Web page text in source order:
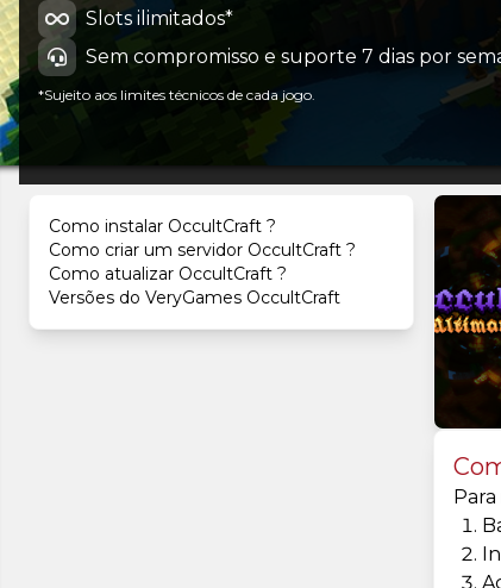
Slots ilimitados*
Sem compromisso e suporte 7 dias por
*Sujeito aos limites técnicos de cada jogo.
Como instalar OccultCraft ?
Como criar um servidor OccultCraft ?
Como atualizar OccultCraft ?
Versões do VeryGames OccultCraft